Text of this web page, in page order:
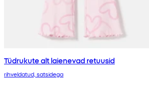
Tüdrukute alt laienevad retuusid
rihveldatud, satsidega